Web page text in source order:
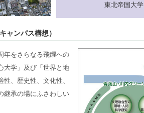
東北帝国大学
ャンパス構想）
年をさらなる飛躍への
大学」及び「世界と地
、歴史性、文化性、
継承の場にふさわしい